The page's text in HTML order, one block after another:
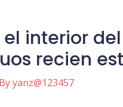
el interior
recien
yanz@123457